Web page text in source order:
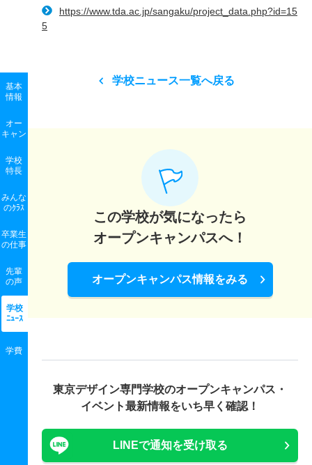
基本
情報
オー
キャン
学校
特長
みんな
のｸﾗｽ
卒業生
の仕事
先輩
の声
学校
ﾆｭｰｽ
学費
https://www.tda.ac.jp/sangaku/project_data.php?id=15
5
学校ニュース一覧へ戻る
この学校が気になったら
オープンキャンパスへ！
オープンキャンパス情報をみる
東京デザイン専門学校のオープンキャンパス・
イベント最新情報をいち早く確認！
LINEで通知を受け取る